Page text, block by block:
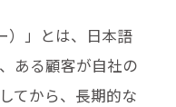
）」とは、日本語
ある顧客が自社の
てから、長期的な